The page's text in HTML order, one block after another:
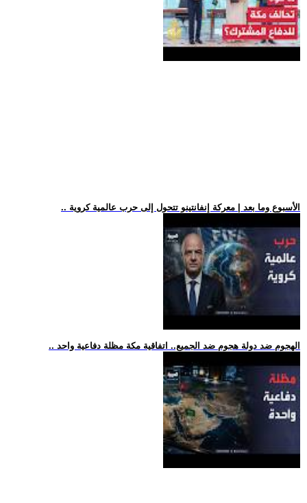
.. الأسبوع وما بعد | معركة إنفانتينو تتحول إلى حرب عالمية كروية
.. الهجوم ضد دولة هجوم ضد الجميع.. اتفاقية مكة مظلة دفاعية واحد